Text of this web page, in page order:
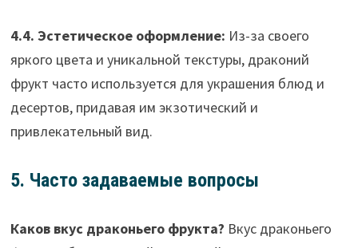
4.4. Эстетическое оформление: Из-за своего
яркого цвета и уникальной текстуры, драконий
фрукт часто используется для украшения блюд и
десертов, придавая им экзотический и
привлекательный вид.
5. Часто задаваемые вопросы
Каков вкус драконьего фрукта? Вкус драконьего